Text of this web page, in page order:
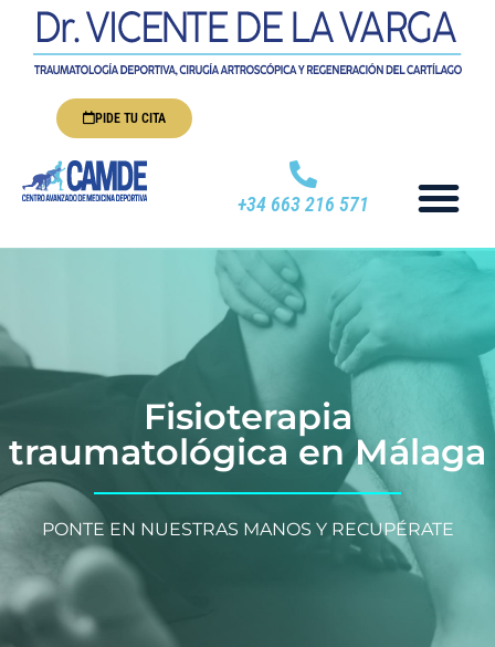
PIDE TU CITA
+34 663 216 571
Fisioterapia
traumatológica en Málaga
PONTE EN NUESTRAS MANOS Y RECUPÉRATE